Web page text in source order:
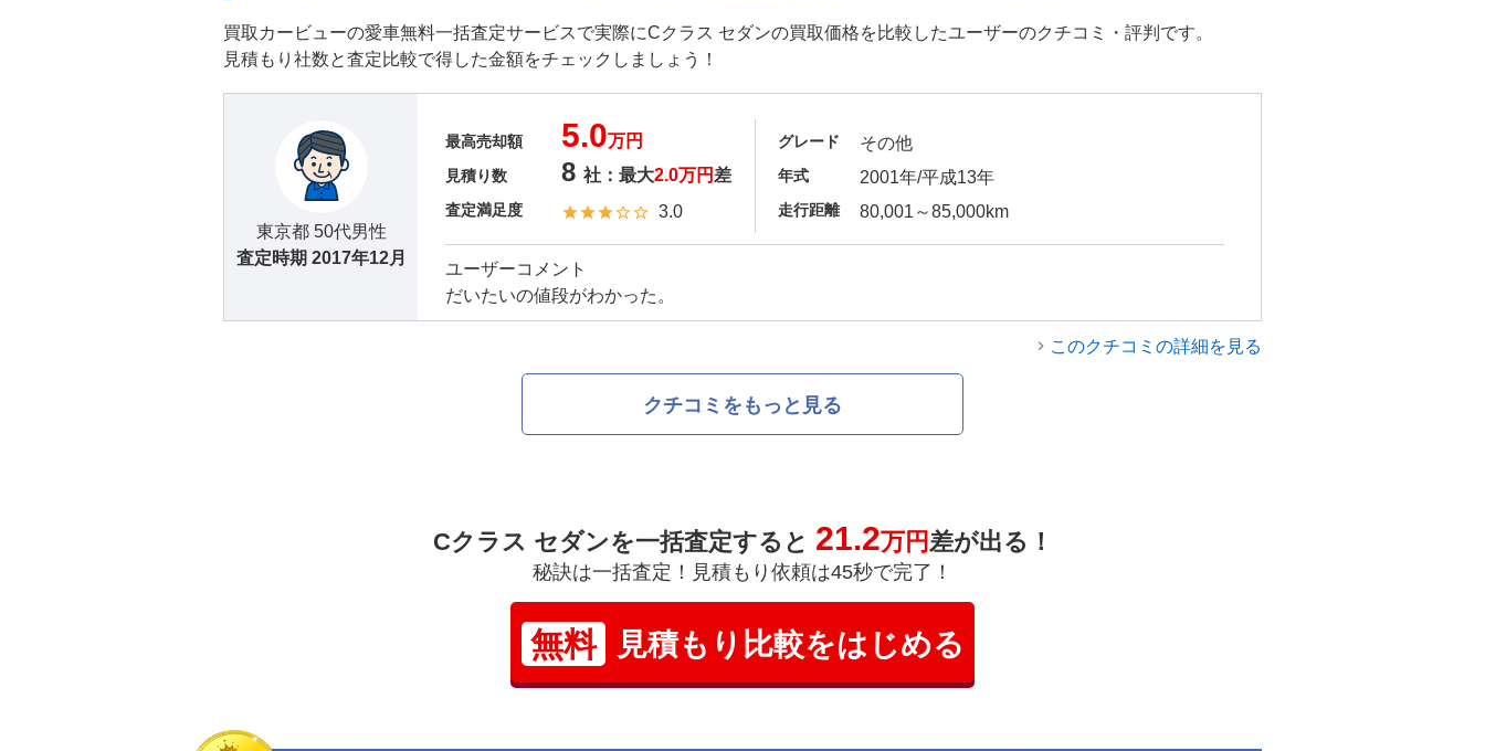
買取カービューの愛車無料一括査定サービスで実際にCクラス セダンの買取価格を比較したユーザーのクチコミ・評判です。
見積もり社数と査定比較で得した金額をチェックしましょう！
東京都 50代男性
査定時期 2017年12月
最高売却額 5.0万円
見積り数 8 社：最大2.0万円 差
査定満足度 3.0
グレード その他
年式 2001年/平成13年
走行距離 80,001～85,000km
ユーザーコメント
だいたいの値段がわかった。
このクチコミの詳細を見る
クチコミをもっと見る
Cクラス セダンを一括査定すると 21.2万円差が出る！
秘訣は一括査定！見積もり依頼は45秒で完了！
無料 見積もり比較をはじめる